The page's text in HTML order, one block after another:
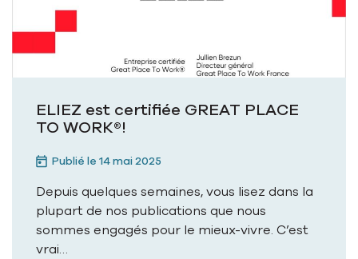
ELIEZ est certifiée GREAT PLACE
TO WORK®!
Publié le 14 mai 2025
Depuis quelques semaines, vous lisez dans la
plupart de nos publications que nous
sommes engagés pour le mieux-vivre. C’est
vrai…